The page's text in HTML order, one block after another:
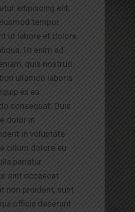
adipiscing elit,
tempor
ut labore et dolore
Ut enim ad
quis nostrud
ullamco laboris
ex ea
consequat. Duis
dolor in
in voluptate
cillum dolore eu
pariatur.
sint occaecat
non proident, sunt
officia deserunt